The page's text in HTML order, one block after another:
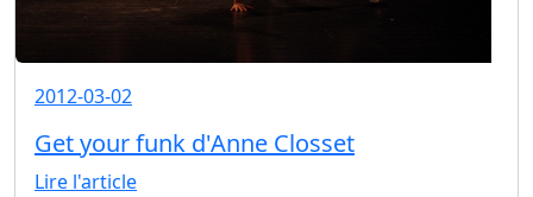
2012-03-02
Get your funk d'Anne Closset
Lire l'article